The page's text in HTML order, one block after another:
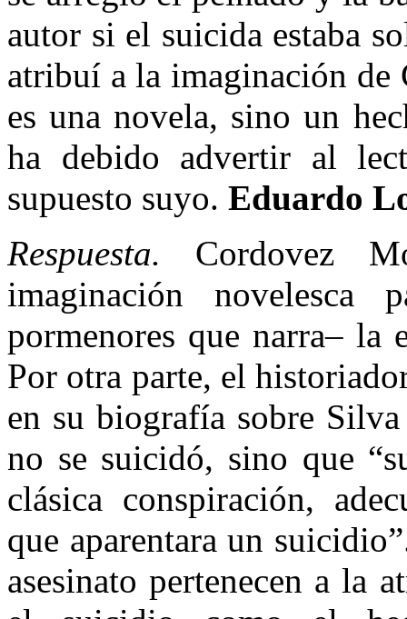
autor si el suicida estaba
atribuí a la imaginación de
es una novela, sino un
ha debido advertir al
supuesto suyo. Eduardo
Respuesta. Cordovez
imaginación novelesca
pormenores que narra– la
Por otra parte, el
en su biografía sobre
no se suicidó, sino que
clásica conspiración,
que aparentara un
asesinato pertenecen a la